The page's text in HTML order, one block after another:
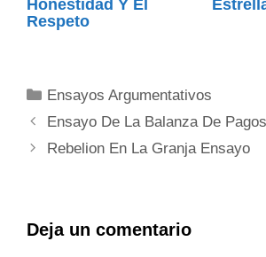
Honestidad Y El
Respeto
Categorías
Ensayos Argumentativos
Ensayo De La Balanza De Pagos
Rebelion En La Granja Ensayo
Deja un comentario